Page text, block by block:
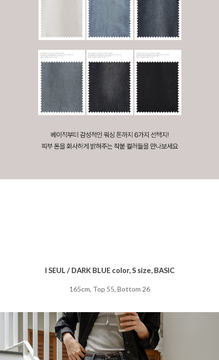
I SEUL / DARK BLUE color, S size, BASIC
165cm, Top 55, Bottom 26